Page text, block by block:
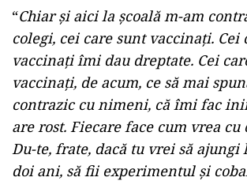
“Chiar şi aici la şcoală m-am
colegi, cei care sunt vaccinaţi. Cei
vaccinaţi îmi dau dreptate. Cei
vaccinaţi, de acum, ce să mai
contrazic cu nimeni, că îmi fac
are rost. Fiecare face cum vrea
Du-te, frate, dacă tu vrei să ajungi
doi ani, să fii experimentul şi